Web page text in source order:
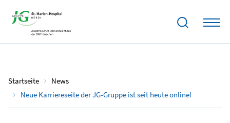
Startseite
News
Neue Karriereseite der JG-Gruppe ist seit heute online!
28.06.2023